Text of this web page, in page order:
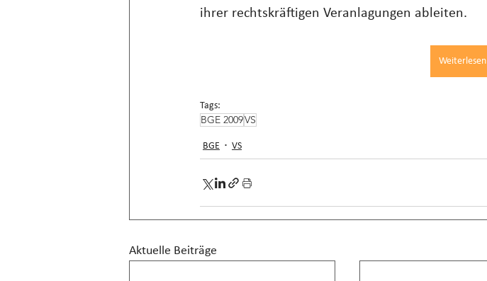
ihrer rechtskräftigen Veranlagungen ableiten.
Weiterlesen
Tags:
BGE 2009VS
BGE VS
Aktuelle Beiträge